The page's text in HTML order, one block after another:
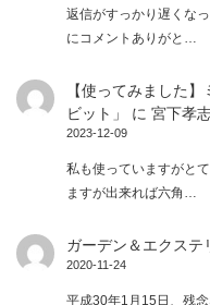
返信がすっかり遅くな
にコメントありがと…
【使ってみました
ビット」
に 宮下孝
2023-12-09
私も使っていますがと
ますが出来れば六角…
ガーデン＆エクス
2020-11-24
平成30年1月15日、残